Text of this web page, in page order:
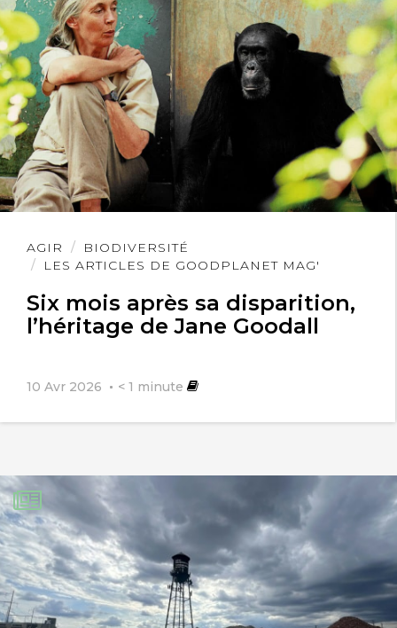
AGIR
BIODIVERSITÉ
LES ARTICLES DE GOODPLANET MAG'
Six mois après sa disparition,
l’héritage de Jane Goodall
10 Avr 2026 < 1 minute
Lire
l'article